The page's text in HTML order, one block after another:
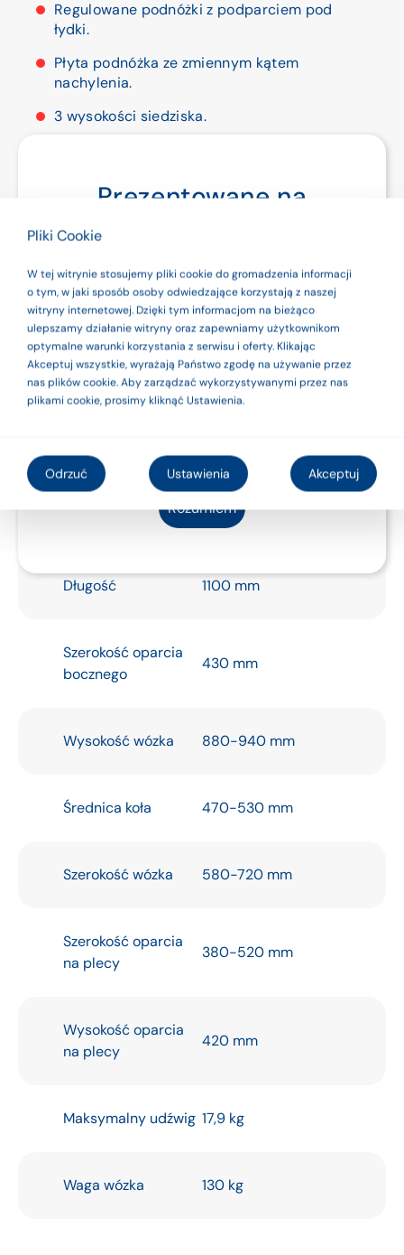
Regulowane podnóżki z podparciem pod
łydki.
Płyta podnóżka ze zmiennym kątem
nachylenia.
3 wysokości siedziska.
3 głębokości podparcia pod łokieć.
Koła tylne wypinane na szybkozłączki
w adapterze umożliwiającym zmianę
wysokości siedziska.
Specyfikacja
Długość 1100 mm
Szerokość oparcia
bocznego
430 mm
Wysokość wózka 880-940 mm
Średnica koła 470-530 mm
Szerokość wózka 580-720 mm
Szerokość oparcia
na plecy
380-520 mm
Wysokość oparcia
na plecy
420 mm
Maksymalny udźwig 17,9 kg
Waga wózka 130 kg
Prezentowane na
stronie produkty są
wyrobami
medycznymi. Dla
bezpieczeństwa
używaj ich zgodnie
z instrukcją
etykietą.
Rozumiem
Pliki Cookie
W tej witrynie stosujemy pliki cookie do gromadzenia informacji
o tym, w jaki sposób osoby odwiedzające korzystają z naszej
witryny internetowej. Dzięki tym informacjom na bieżąco
ulepszamy działanie witryny oraz zapewniamy użytkownikom
optymalne warunki korzystania z serwisu i oferty. Klikając
Akceptuj wszystkie, wyrażają Państwo zgodę na używanie przez
nas plików cookie. Aby zarządzać wykorzystywanymi przez nas
plikami cookie, prosimy kliknąć Ustawienia.
Odrzuć Ustawienia Akceptuj